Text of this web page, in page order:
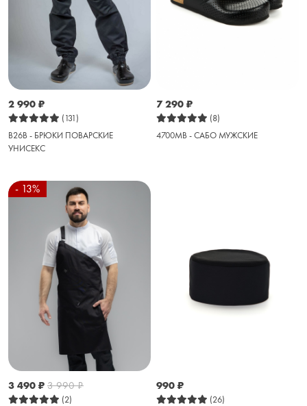
2 990 ₽
(131)
B26B - БРЮКИ ПОВАРСКИЕ
УНИСЕКС
7 290 ₽
(8)
4700MB - САБО МУЖСКИЕ
- 13%
3 490 ₽ 3 990₽
(2)
990 ₽
(26)